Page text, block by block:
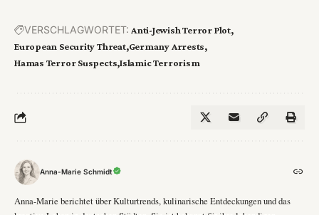
VERSCHLAGWORTET: Anti-Jewish Terror Plot
European Security Threat Germany Arrests
Hamas Terror Suspects Islamic Terrorism
Anna-Marie Schmidt
Anna-Marie berichtet über Kulturtrends, kulinarische Entdeckungen und das